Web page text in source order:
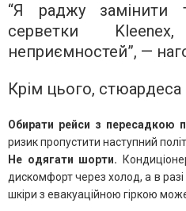
“Я раджу замінити
серветки
неприємностей”, —
Крім цього,
Обирати рейси з пересадкою
ризик пропустити наступний
Не одягати шорти.
дискомфорт через холод, а в разі
шкіри з евакуаційною гіркою